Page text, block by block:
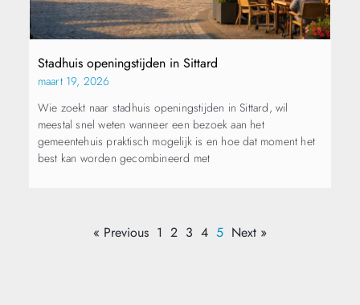
Stadhuis openingstijden in Sittard
maart 19, 2026
Wie zoekt naar stadhuis openingstijden in Sittard, wil
meestal snel weten wanneer een bezoek aan het
gemeentehuis praktisch mogelijk is en hoe dat moment het
best kan worden gecombineerd met
« Previous 1 2 3 4 5 Next »